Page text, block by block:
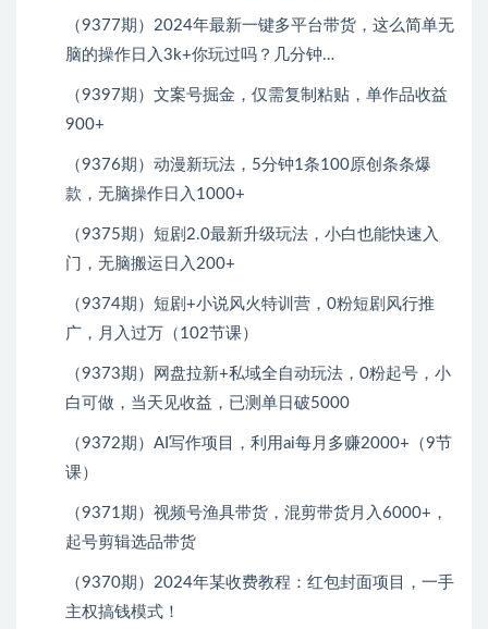
（9377期）2024年最新一键多平台带货，这么简单无
脑的操作日入3k+你玩过吗？几分钟…
（9397期）文案号掘金，仅需复制粘贴，单作品收益
900+
（9376期）动漫新玩法，5分钟1条100原创条条爆
款，无脑操作日入1000+
（9375期）短剧2.0最新升级玩法，小白也能快速入
门，无脑搬运日入200+
（9374期）短剧+小说风火特训营，0粉短剧风行推
广，月入过万（102节课）
（9373期）网盘拉新+私域全自动玩法，0粉起号，小
白可做，当天见收益，已测单日破5000
（9372期）AI写作项目，利用ai每月多赚2000+（9节
课）
（9371期）视频号渔具带货，混剪带货月入6000+，
起号剪辑选品带货
（9370期）2024年某收费教程：红包封面项目，一手
主权搞钱模式！